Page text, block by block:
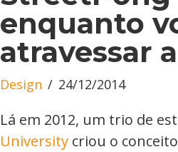
enquanto
atravessar
Design 24/12/2014
Lá em 2012, um trio de
University criou o